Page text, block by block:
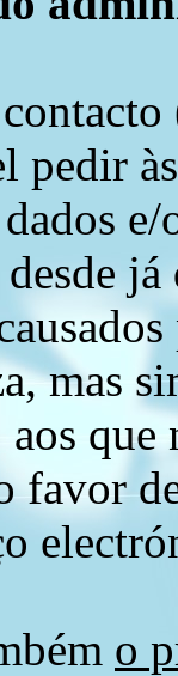
pedir
mas
favor
o